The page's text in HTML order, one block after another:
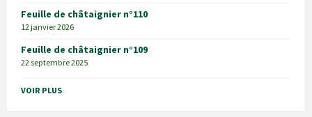
Feuille de châtaignier n°110
12 janvier 2026
Feuille de châtaignier n°109
22 septembre 2025
VOIR PLUS